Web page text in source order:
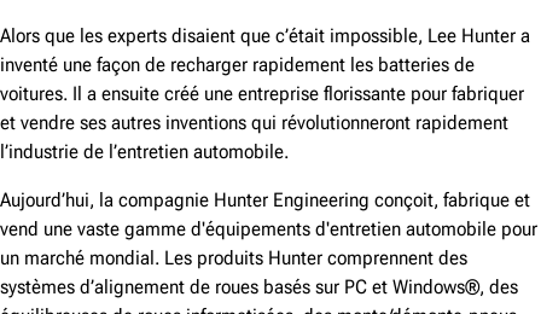
Années 80
Années 90
Années 2000
Années 2020
Alors que les experts disaient que c’était impossible, Lee Hunter a
inventé une façon de recharger rapidement les batteries de
voitures. Il a ensuite créé une entreprise florissante pour fabriquer
et vendre ses autres inventions qui révolutionneront rapidement
l’industrie de l’entretien automobile.
Aujourd’hui, la compagnie Hunter Engineering conçoit, fabrique et
vend une vaste gamme d'équipements d'entretien automobile pour
un marché mondial. Les produits Hunter comprennent des
systèmes d’alignement de roues basés sur PC et Windows®, des